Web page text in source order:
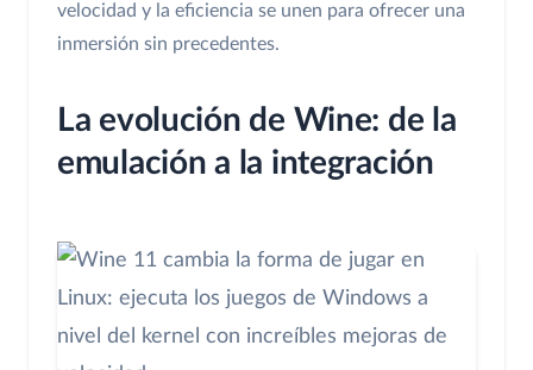
velocidad y la eficiencia se unen para ofrecer una
inmersión sin precedentes.
La evolución de Wine: de la
emulación a la integración